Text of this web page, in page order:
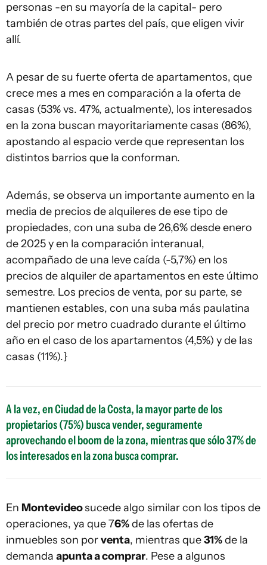
personas -en su mayoría de la capital- pero
también de otras partes del país, que eligen vivir
allí.
A pesar de su fuerte oferta de apartamentos, que
crece mes a mes en comparación a la oferta de
casas (53% vs. 47%, actualmente), los interesados
en la zona buscan mayoritariamente casas (86%),
apostando al espacio verde que representan los
distintos barrios que la conforman.
Además, se observa un importante aumento en la
media de precios de alquileres de ese tipo de
propiedades, con una suba de 26,6% desde enero
de 2025 y en la comparación interanual,
acompañado de una leve caída (-5,7%) en los
precios de alquiler de apartamentos en este último
semestre. Los precios de venta, por su parte, se
mantienen estables, con una suba más paulatina
del precio por metro cuadrado durante el último
año en el caso de los apartamentos (4,5%) y de las
casas (11%).}
A la vez, en Ciudad de la Costa, la mayor parte de los
propietarios (75%) busca vender, seguramente
aprovechando el boom de la zona, mientras que sólo 37% de
los interesados en la zona busca comprar.
En Montevideosucede algo similar con los tipos de
operaciones, ya que 76%de las ofertas de
inmuebles son porventa, mientras que31%de la
demanda apunta a comprar. Pese a algunos